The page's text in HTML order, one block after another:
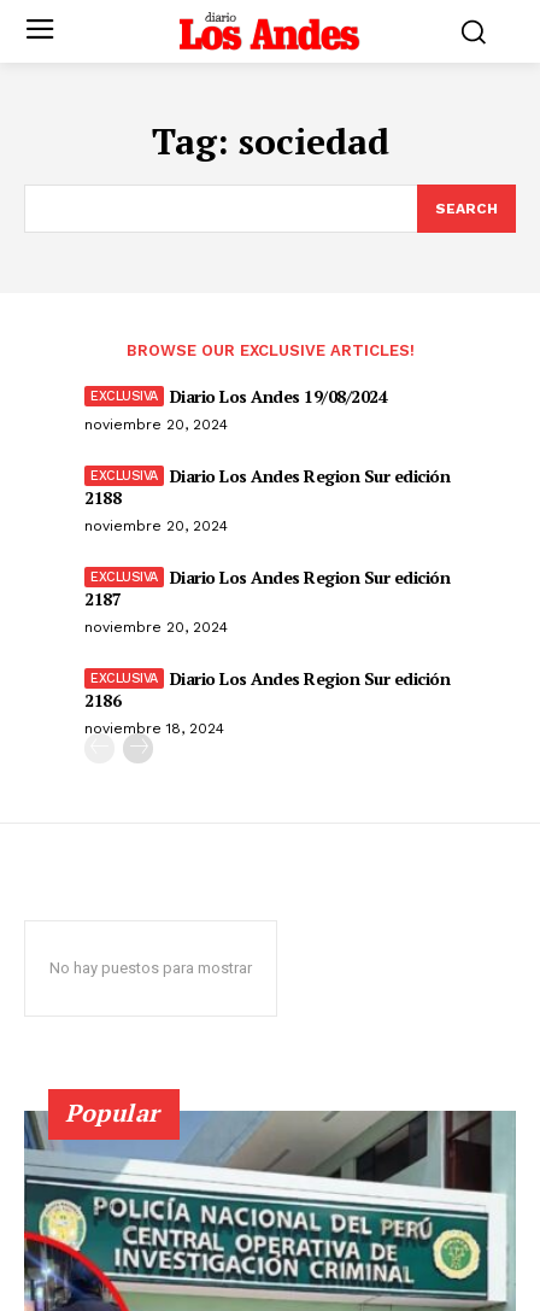
Tag: sociedad
SEARCH
BROWSE OUR EXCLUSIVE ARTICLES!
Diario Los Andes 19/08/2024
noviembre 20, 2024
Diario Los Andes Region Sur edición
2188
noviembre 20, 2024
Diario Los Andes Region Sur edición
2187
noviembre 20, 2024
Diario Los Andes Region Sur edición
2186
noviembre 18, 2024
No hay puestos para mostrar
Popular